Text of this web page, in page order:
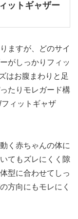
ットギャザー
ますが、どのサイ
がしっかりフィッ
はお腹まわりと足
たりモレガード構
ィットギャザ
く赤ちゃんの体に
てもズレにくく隙
型に合わせてしっ
方向にもモレにく